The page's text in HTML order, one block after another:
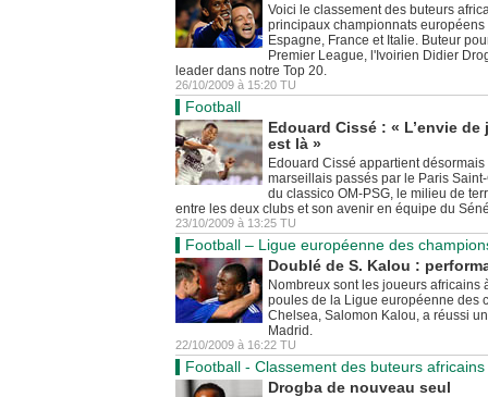
Voici le classement des buteurs
principaux championnats européens
Espagne, France et Italie. Buteur
Premier League, l'Ivoirien Didier
leader dans notre Top 20.
26/10/2009 à 15:20 TU
Football
Edouard Cissé : « L’envie
est là »
Edouard Cissé appartient
marseillais passés par le Paris
du classico OM-PSG, le milieu de
entre les deux clubs et son avenir en équipe du
23/10/2009 à 13:25 TU
Football – Ligue européenne des
Doublé de S. Kalou :
Nombreux sont les joueurs africains
poules de la Ligue européenne des
Chelsea, Salomon Kalou, a réussi
Madrid.
22/10/2009 à 16:22 TU
Football - Classement des buteurs africains
Drogba de nouveau seul